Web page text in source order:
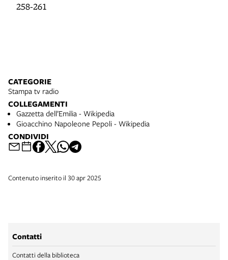
258-261
CATEGORIE
Stampa tv radio
COLLEGAMENTI
Gazzetta dell’Emilia - Wikipedia
Gioacchino Napoleone Pepoli - Wikipedia
CONDIVIDI
Contenuto inserito il 30 apr 2025
Contatti
Contatti della biblioteca